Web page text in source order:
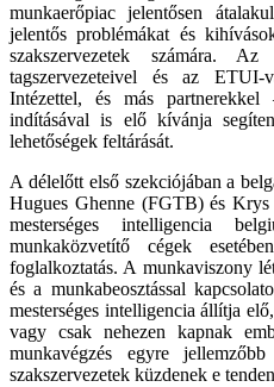
munkaerőpiac jelentősen
jelentős problémákat és
szakszervezetek számára.
tagszervezeteivel és az ETUI-
Intézettel, és más
indításával is elő kívánja
lehetőségek feltárását.
A délelőtt első szekciójában a
Hugues Ghenne (FGTB) és
mesterséges intelligencia
munkaközvetítő cégek
foglalkoztatás. A munkaviszony
és a munkabeosztással
mesterséges intelligencia állítja
vagy csak nehezen kapnak
munkavégzés egyre
szakszervezetek küzdenek e